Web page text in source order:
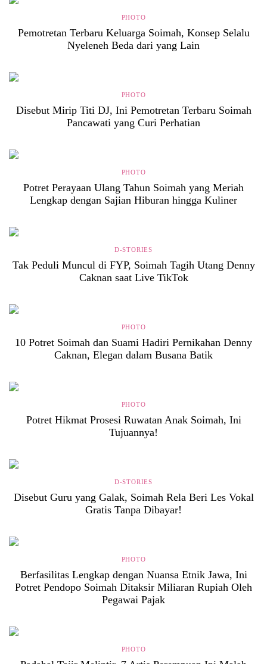
PHOTO
Pemotretan Terbaru Keluarga Soimah, Konsep Selalu
Nyeleneh Beda dari yang Lain
PHOTO
Disebut Mirip Titi DJ, Ini Pemotretan Terbaru Soimah
Pancawati yang Curi Perhatian
PHOTO
Potret Perayaan Ulang Tahun Soimah yang Meriah
Lengkap dengan Sajian Hiburan hingga Kuliner
D-STORIES
Tak Peduli Muncul di FYP, Soimah Tagih Utang Denny
Caknan saat Live TikTok
PHOTO
10 Potret Soimah dan Suami Hadiri Pernikahan Denny
Caknan, Elegan dalam Busana Batik
PHOTO
Potret Hikmat Prosesi Ruwatan Anak Soimah, Ini
Tujuannya!
D-STORIES
Disebut Guru yang Galak, Soimah Rela Beri Les Vokal
Gratis Tanpa Dibayar!
PHOTO
Berfasilitas Lengkap dengan Nuansa Etnik Jawa, Ini
Potret Pendopo Soimah Ditaksir Miliaran Rupiah Oleh
Pegawai Pajak
PHOTO